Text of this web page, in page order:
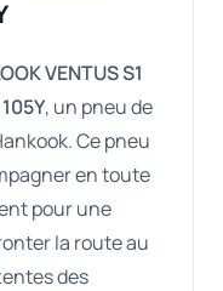
VENTUS S1
, un pneu de
Ce pneu
en toute
pour une
la route au
des